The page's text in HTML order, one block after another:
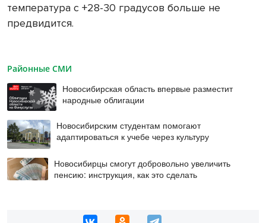
температура с +28-30 градусов больше не
предвидится.
Районные СМИ
Новосибирская область впервые разместит
народные облигации
Новосибирским студентам помогают
адаптироваться к учебе через культуру
Новосибирцы смогут добровольно увеличить
пенсию: инструкция, как это сделать